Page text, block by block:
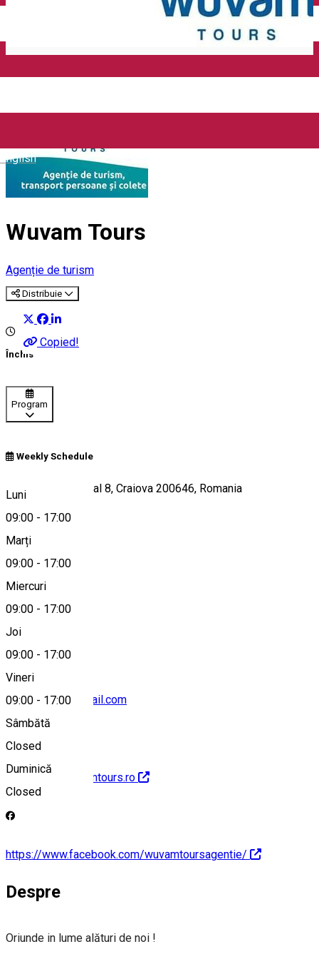
English
Wuvam Tours
Agenție de turism
Distribuie
Copied!
Închis
Program
Weekly Schedule
Luni
09:00 - 17:00
Marți
09:00 - 17:00
Miercuri
09:00 - 17:00
Joi
09:00 - 17:00
Vineri
09:00 - 17:00
Sâmbătă
Closed
Duminică
Closed
Bulevardul Decebal 8, Craiova 200646, Romania
Hartă
wuvamtours@gmail.com
http://www.wuvamtours.ro
https://www.facebook.com/wuvamtoursagentie/
Despre
Oriunde in lume alături de noi !